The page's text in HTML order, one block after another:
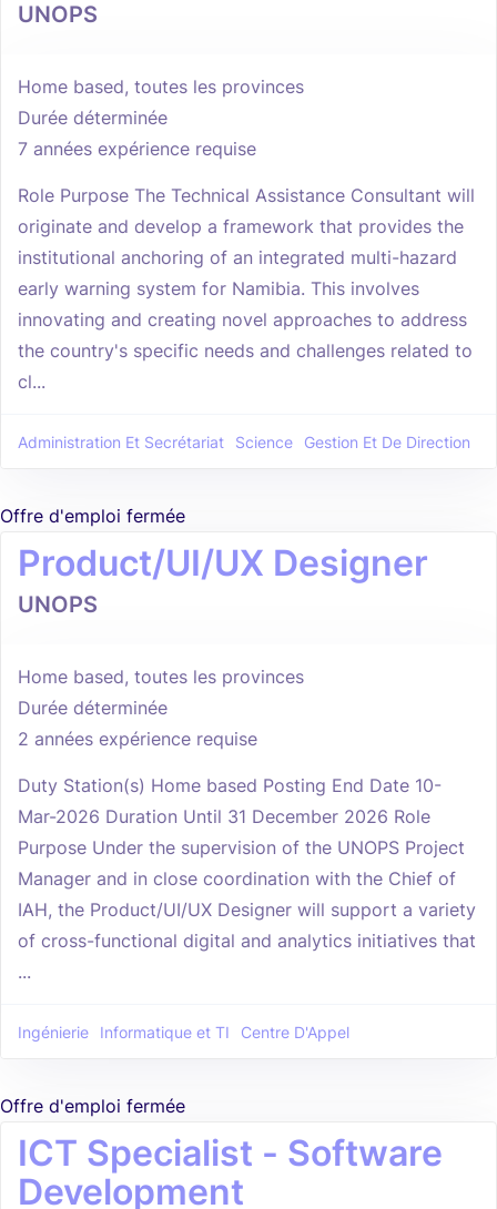
UNOPS
Home based, toutes les provinces
Durée déterminée
7 années expérience requise
Role Purpose The Technical Assistance Consultant will
originate and develop a framework that provides the
institutional anchoring of an integrated multi-hazard
early warning system for Namibia. This involves
innovating and creating novel approaches to address
the country's specific needs and challenges related to
cl...
Administration Et Secrétariat Science Gestion Et De Direction
Offre d'emploi fermée
Product/UI/UX Designer
UNOPS
Home based, toutes les provinces
Durée déterminée
2 années expérience requise
Duty Station(s) Home based Posting End Date 10-
Mar-2026 Duration Until 31 December 2026 Role
Purpose Under the supervision of the UNOPS Project
Manager and in close coordination with the Chief of
IAH, the Product/UI/UX Designer will support a variety
of cross-functional digital and analytics initiatives that
...
Ingénierie Informatique et TI Centre D'Appel
Offre d'emploi fermée
ICT Specialist - Software
Development